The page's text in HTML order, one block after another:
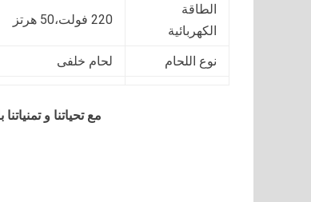
الطاقة
الكهربائية
220 فولت،50 هرتز
نوع اللحام لحام خلفى
مع تحياتنا و